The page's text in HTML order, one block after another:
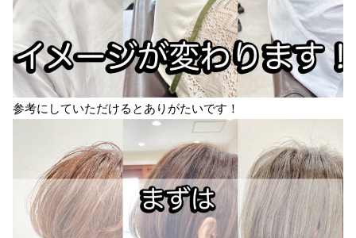
参考にしていただけるとありがたいです！